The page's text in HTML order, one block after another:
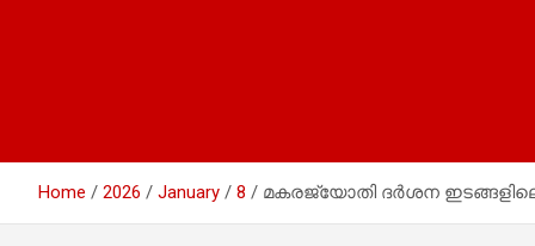
Home 2026 January 8 മകരജ്യോതി ദര്‍ശന